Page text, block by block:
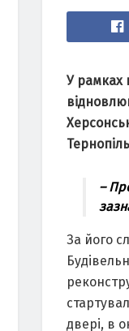
У рамках
–
За його
двері, в